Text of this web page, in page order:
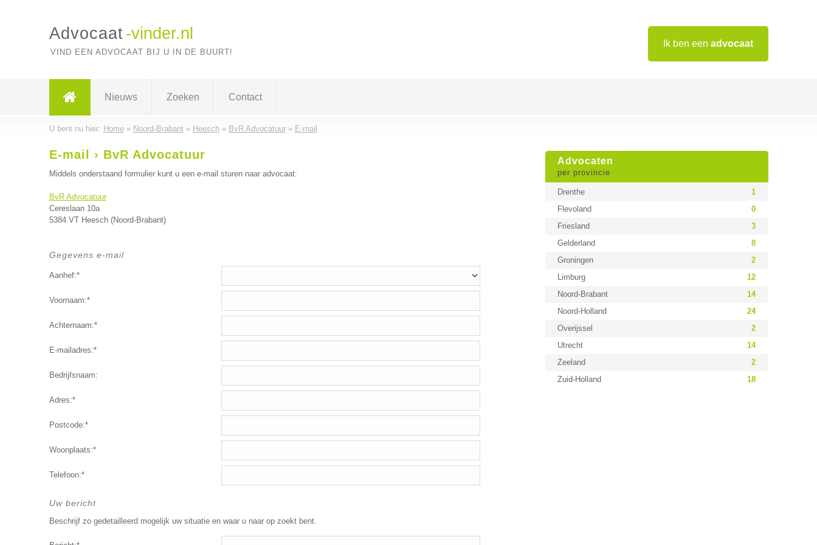
Ik ben een advocaat
Advocaat -vinder.nl
VIND EEN ADVOCAAT BIJ U IN DE BUURT!
Nieuws Zoeken Contact
U bent nu hier: Home» Noord-Brabant» Heesch» BvR Advocatuur» E-mail
Advocaten
per provincie
Drenthe
1
Flevoland
0
Friesland
3
Gelderland
8
Groningen
2
Limburg
12
Noord-Brabant
14
Noord-Holland
24
Overijssel
2
Utrecht
14
Zeeland
2
Zuid-Holland
18
E-mail › BvR Advocatuur
Middels onderstaand formulier kunt u een e-mail sturen naar advocaat:
BvR Advocatuur
Cereslaan 10a
5384 VT Heesch (Noord-Brabant)
Gegevens e-mail
Aanhef:*
Voornaam:*
Achternaam:*
E-mailadres:*
Bedrijfsnaam:
Adres:*
Postcode:*
Woonplaats:*
Telefoon:*
Uw bericht
Beschrijf zo gedetailleerd mogelijk uw situatie en waar u naar op zoekt bent.